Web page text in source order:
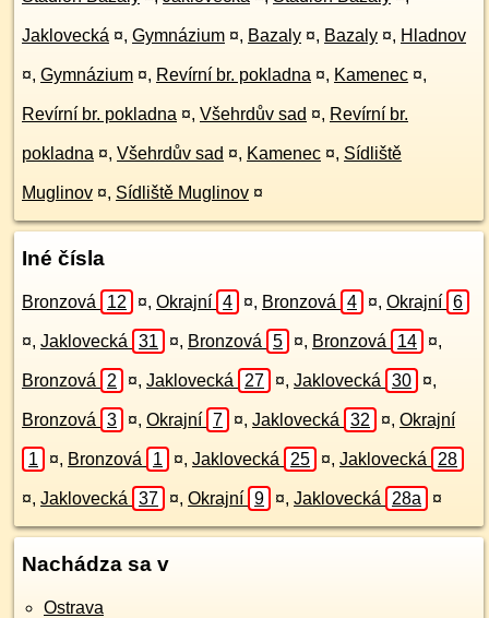
Jaklovecká ¤, Gymnázium ¤, Bazaly ¤, Bazaly ¤, Hladnov
¤, Gymnázium ¤, Revírní br. pokladna ¤, Kamenec ¤,
Revírní br. pokladna ¤, Všehrdův sad ¤, Revírní br.
pokladna ¤, Všehrdův sad ¤, Kamenec ¤, Sídliště
Muglinov ¤, Sídliště Muglinov ¤
Iné čísla
Bronzová 12 ¤, Okrajní 4 ¤, Bronzová 4 ¤, Okrajní 6
¤, Jaklovecká 31 ¤, Bronzová 5 ¤, Bronzová 14 ¤,
Bronzová 2 ¤, Jaklovecká 27 ¤, Jaklovecká 30 ¤,
Bronzová 3 ¤, Okrajní 7 ¤, Jaklovecká 32 ¤, Okrajní
1 ¤, Bronzová 1 ¤, Jaklovecká 25 ¤, Jaklovecká 28
¤, Jaklovecká 37 ¤, Okrajní 9 ¤, Jaklovecká 28a ¤
Nachádza sa v
Ostrava